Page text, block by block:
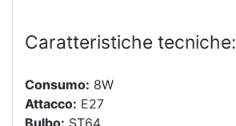
Caratteristiche tecniche:
Consumo: 8W
Attacco: E27
Bulbo: ST64